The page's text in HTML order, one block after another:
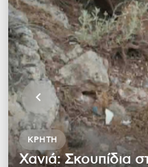
ΚΡΉΤΗ
Χανιά: Σκουπίδια